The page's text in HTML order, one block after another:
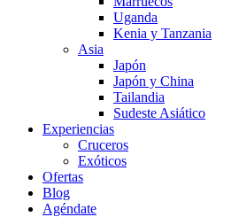
Uganda
Kenia y Tanzania
Asia
Japón
Japón y China
Tailandia
Sudeste Asiático
Experiencias
Cruceros
Exóticos
Ofertas
Blog
Agéndate